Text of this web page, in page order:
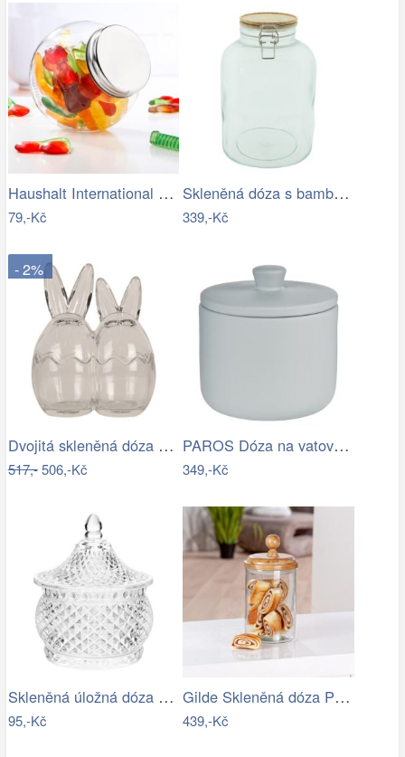
Haushalt International Skleněná dóza na…
79,-Kč
Skleněná dóza s bambusovým víkem - Ø14…
339,-Kč
- 2%
Dvojitá skleněná dóza s víkem ve tvaru…
517,-506,-Kč
PAROS Dóza na vatové tampony 300 ml -…
349,-Kč
Skleněná úložná dóza na curovinky - Ø 8…
95,-Kč
Gilde Skleněná dóza Presa, 21 cm
439,-Kč